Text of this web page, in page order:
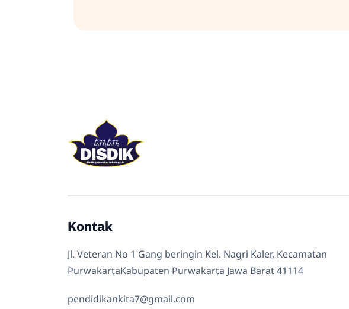
Kontak
Jl. Veteran No 1 Gang beringin Kel. Nagri Kaler, Kecamatan
PurwakartaKabupaten Purwakarta Jawa Barat 41114
pendidikankita7@gmail.com